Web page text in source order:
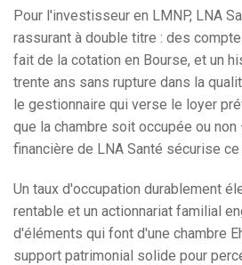
Pour l'investisseur en LMNP, LNA
rassurant à double titre : des
fait de la cotation en Bourse, et un
trente ans sans rupture dans la
le gestionnaire qui verse le loyer
que la chambre soit occupée ou
financière de LNA Santé sécurise ce
Un taux d'occupation durablement
rentable et un actionnariat familial
d'éléments qui font d'une chambre
support patrimonial solide pour